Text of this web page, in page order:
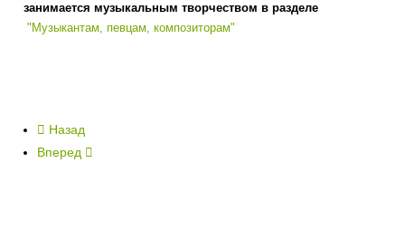
занимается музыкальным творчеством в разделе
"Музыкантам, певцам, композиторам"
Назад
Вперед